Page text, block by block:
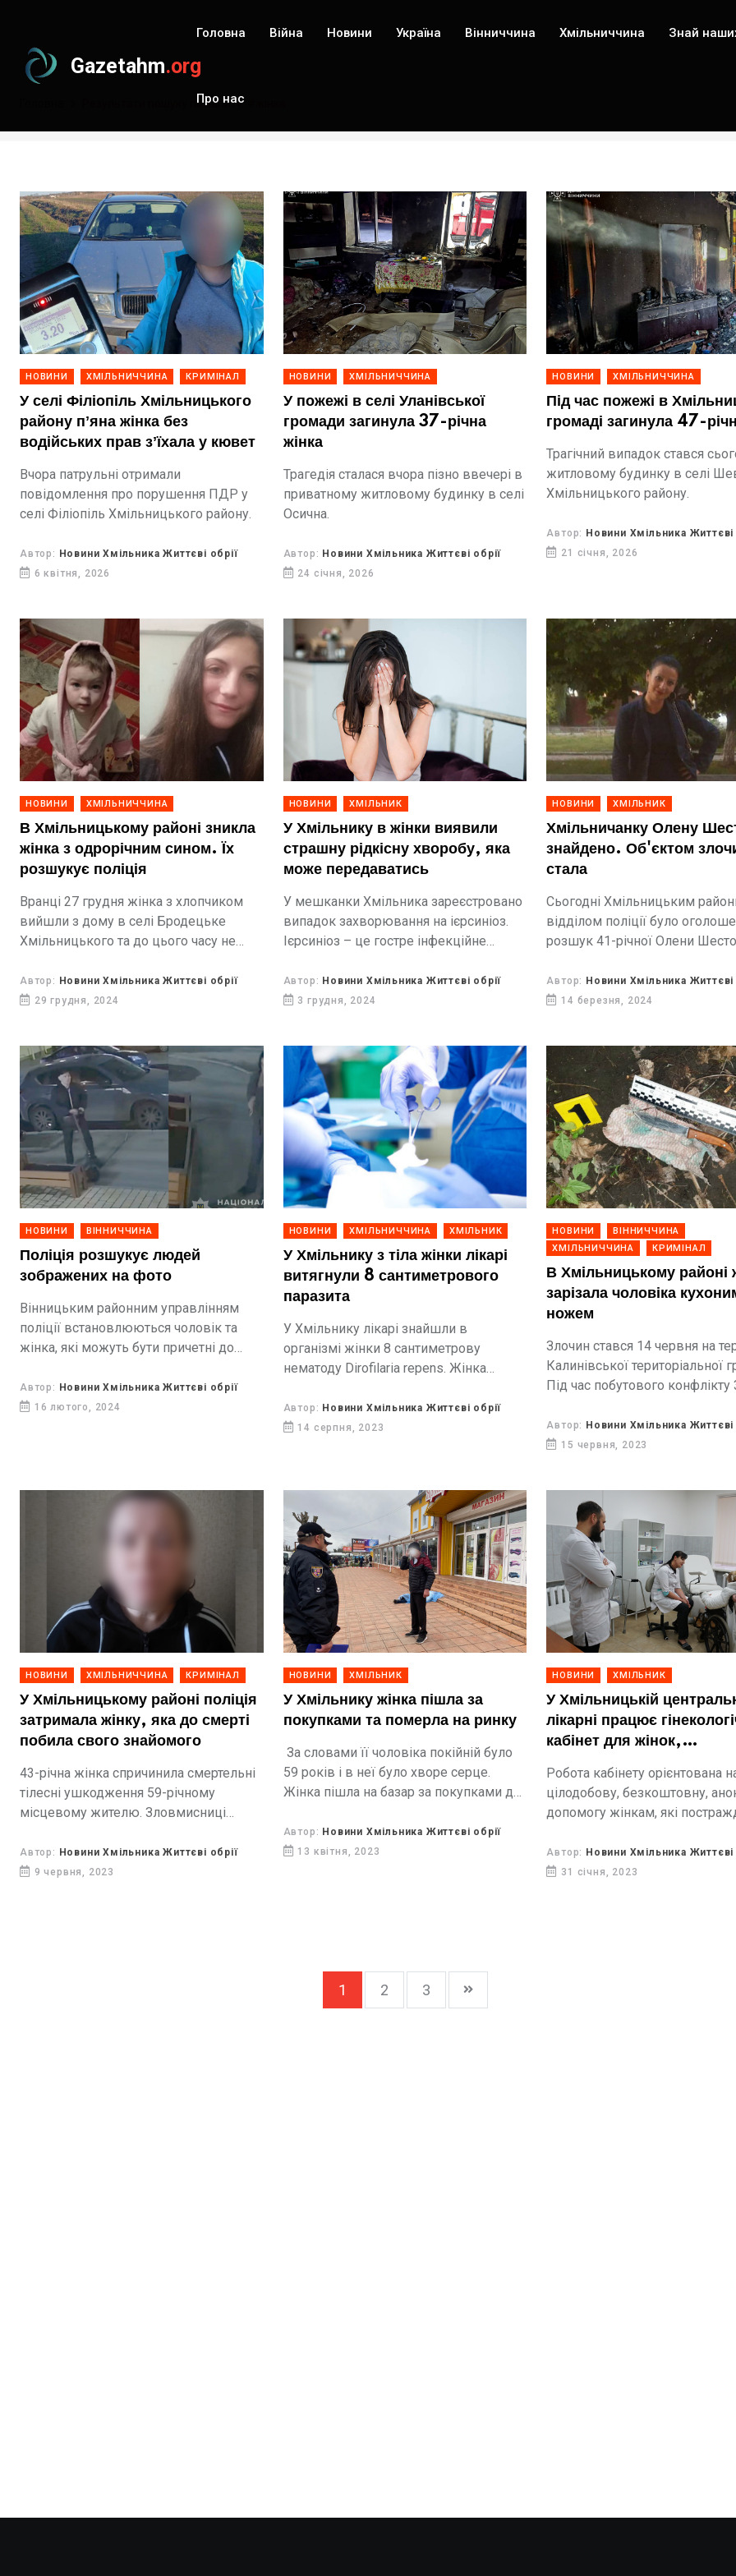
Gazetahm.org
Головна Війна Новини Україна Вінниччина Хмільниччина Знай
Про нас
Результати пошуку по запиту: #жінка
НОВИНИ ХМІЛЬНИЧЧИНА КРИМІНАЛ
У селі Філіопіль Хмільницького
району пʼяна жінка без
водійських прав зʼїхала у кювет
Вчора патрульні отримали
повідомлення про порушення ПДР у
селі Філіопіль Хмільницького району.
Автор: Новини Хмільника Життєві обрії
6 квітня, 2026
НОВИНИ ХМІЛЬНИЧЧИНА
У пожежі в селі Уланівської
громади загинула 37-річна
жінка
Трагедія сталася вчора пізно ввечері в
приватному житловому будинку в селі
Осична.
Автор: Новини Хмільника Життєві обрії
24 січня, 2026
НОВИНИ ХМІЛЬНИЧЧИНА
Під час пожежі в
громаді загинула 47-
Трагічний випадок стався
житловому будинку в селі
Хмільницького району.
Автор: Новини Хмільника Життєві
21 січня, 2026
НОВИНИ ХМІЛЬНИЧЧИНА
В Хмільницькому районі зникла
жінка з одрорічним сином. Їх
розшукує поліція
Вранці 27 грудня жінка з хлопчиком
вийшли з дому в селі Бродецьке
Хмільницького та до цього часу не
Автор: Новини Хмільника Життєві обрії
29 грудня, 2024
НОВИНИ ХМІЛЬНИК
У Хмільнику в жінки виявили
страшну рідкісну хворобу, яка
може передаватись
У мешканки Хмільника зареєстровано
випадок захворювання на ієрсиніоз.
Ієрсиніоз – це гостре інфекційне
характеризується токсико-алергічною
симптоматикою, ураженням
тяжким...
Автор: Новини Хмільника Життєві обрії
3 грудня, 2024
НОВИНИ ХМІЛЬНИК
Хмільничанку Олену
знайдено. Об'єктом
стала
Сьогодні Хмільницьким
відділом поліції було
розшук 41-річної Олени
теперішнього часу не
Автор: Новини Хмільника Життєві
14 березня, 2024
НОВИНИ ВІННИЧЧИНА
Поліція розшукує людей
зображених на фото
Вінницьким районним управлінням
поліції встановлюються чоловік та
жінка, які можуть бути причетні до
Вінниця по вулиці Магістратській, 76.
Автор: Новини Хмільника Життєві обрії
16 лютого, 2024
НОВИНИ ХМІЛЬНИЧЧИНА ХМІЛЬНИК
У Хмільнику з тіла жінки лікарі
витягнули 8 сантиметрового
паразита
У Хмільнику лікарі знайшли в
організмі жінки 8 сантиметрову
нематоду Dirofilaria repens. Жінка
скаргами на появу пухлини в ділянці
грудини та відчуття повзання під
Автор: Новини Хмільника Життєві обрії
14 серпня, 2023
НОВИНИ
ВІННИЧЧИНА
ХМІЛЬНИЧЧИНА
КРИМІНАЛ
В Хмільницькому районі
зарізала чоловіка
ножем
Злочин стався 14 червня на
Калинівської територіальної
Під час побутового конфлікту
чоловікові тілесні
виявились несумісні з життям.
Автор: Новини Хмільника Життєві
15 червня, 2023
НОВИНИ ХМІЛЬНИЧЧИНА КРИМІНАЛ
У Хмільницькому районі поліція
затримала жінку, яка до смерті
побила свого знайомого
43-річна жінка спричинила смертельні
тілесні ушкодження 59-річному
місцевому жителю. Зловмисниці
волі.
Автор: Новини Хмільника Життєві обрії
9 червня, 2023
НОВИНИ ХМІЛЬНИК
У Хмільнику жінка пішла за
покупками та померла на ринку
За словами її чоловіка покійній було
59 років і в неї було хворе серце.
Жінка пішла на базар за покупками до
Автор: Новини Хмільника Життєві обрії
13 квітня, 2023
НОВИНИ ХМІЛЬНИК
У Хмільницькій
лікарні працює
кабінет для жінок,
Робота кабінету орієнтована
цілодобову, безкоштовну,
допомогу жінкам, які
Автор: Новини Хмільника Життєві
31 січня, 2023
1 2 3